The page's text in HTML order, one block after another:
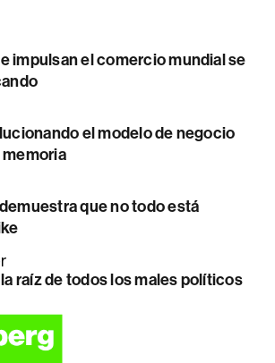
impulsan el comercio mundial se
el modelo de negocio
que no todo está
raíz de todos los males políticos